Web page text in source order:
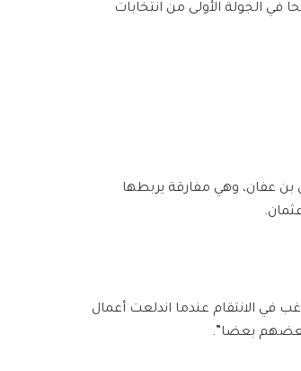
يونيو/حزيران، وهو اليوم ذاته الذي أعلن فيه تقدمه على 12 مرشحا في الجولة الأولى من انتخابات
بن عفان، وهي مفارقة يربطها
الانتقام عندما اندلعت أعمال
بعضهم بعضا”.